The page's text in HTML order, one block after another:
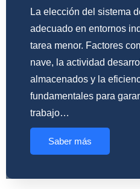
La elección del sistema
adecuado en entornos
tarea menor. Factores
nave, la actividad
almacenados y la
fundamentales para
trabajo…
Saber más